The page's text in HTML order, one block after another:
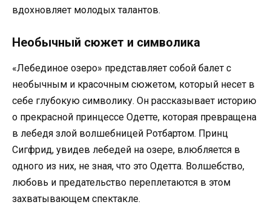
вдохновляет молодых талантов.
Необычный сюжет и символика
«Лебединое озеро» представляет собой балет с
необычным и красочным сюжетом, который несет в
себе глубокую символику. Он рассказывает историю
о прекрасной принцессе Одетте, которая превращена
в лебедя злой волшебницей Ротбартом. Принц
Сигфрид, увидев лебедей на озере, влюбляется в
одного из них, не зная, что это Одетта. Волшебство,
любовь и предательство переплетаются в этом
захватывающем спектакле.